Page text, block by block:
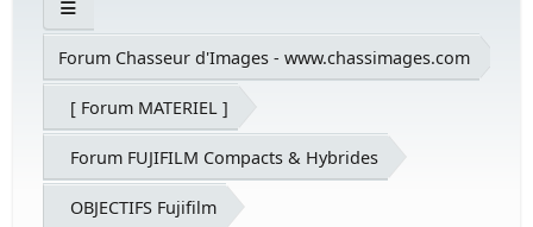
Forum Chasseur d'Images - www.chassimages.com
[ Forum MATERIEL ]
Forum FUJIFILM Compacts & Hybrides
OBJECTIFS Fujifilm